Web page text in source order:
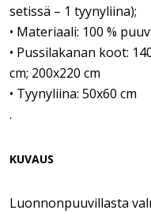
setissä – 1 tyynyliina);
• Materiaali: 100 %
• Pussilakanan koot:
cm; 200x220 cm
• Tyynyliina: 50x60 cm
.
KUVAUS
Luonnonpuuvillasta